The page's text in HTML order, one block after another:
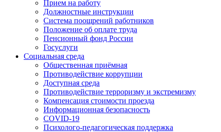
Прием на работу
Должностные инструкции
Система поощрений работников
Положение об оплате труда
Пенсионный фонд России
Госуслуги
Социальная среда
Общественная приёмная
Противодействие коррупции
Доступная среда
Противодействие терроризму и экстремизму
Компенсация стоимости проезда
Информационная безопасность
COVID-19
Психолого-педагогическая поддержка